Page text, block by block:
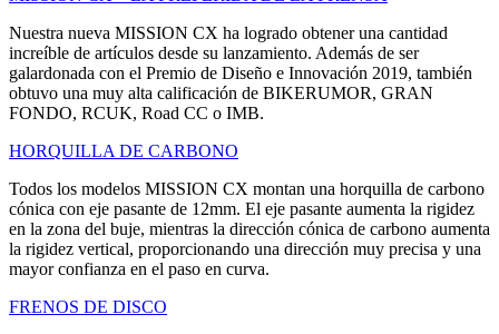
Nuestra nueva MISSION CX ha logrado obtener una cantidad
increíble de artículos desde su lanzamiento. Además de ser
galardonada con el Premio de Diseño e Innovación 2019, también
obtuvo una muy alta calificación de BIKERUMOR, GRAN
FONDO, RCUK, Road CC o IMB.
HORQUILLA DE CARBONO
Todos los modelos MISSION CX montan una horquilla de carbono
cónica con eje pasante de 12mm. El eje pasante aumenta la rigidez
en la zona del buje, mientras la dirección cónica de carbono aumenta
la rigidez vertical, proporcionando una dirección muy precisa y una
mayor confianza en el paso en curva.
FRENOS DE DISCO